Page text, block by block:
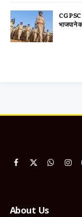
CGPSC
भाजपा ने
Facebook
X
About Us